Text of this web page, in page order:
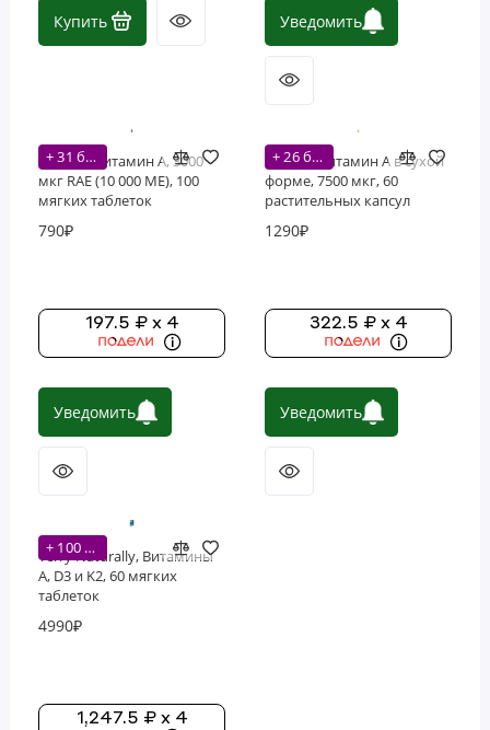
Фосфолипиды
Купить Уведомить
+ 31 бонусов
Carlson, Витамин A, 3000
мкг RAE (10 000 МЕ), 100
мягких таблеток
790₽
197.5 ₽ x 4
Уведомить
+ 26 бонусов
Solaray, витамин A в сухой
форме, 7500 мкг, 60
растительных капсул
1290₽
322.5 ₽ x 4
Уведомить
+ 100 бонусов
Terry Naturally, Витамины
A, D3 и K2, 60 мягких
таблеток
4990₽
1,247.5 ₽ x 4